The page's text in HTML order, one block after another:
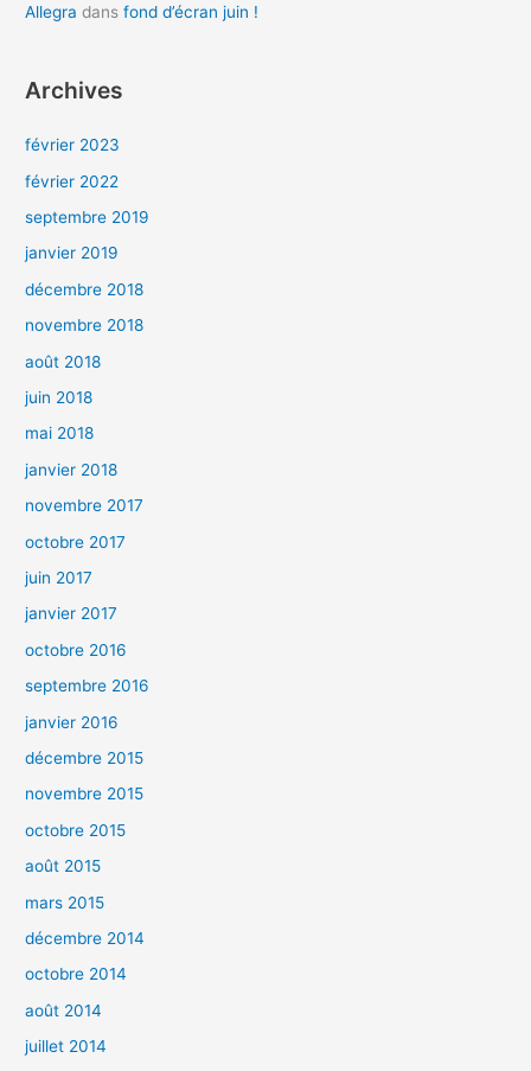
Allegra dansfond d’écran juin !
Archives
février 2023
février 2022
septembre 2019
janvier 2019
décembre 2018
novembre 2018
août 2018
juin 2018
mai 2018
janvier 2018
novembre 2017
octobre 2017
juin 2017
janvier 2017
octobre 2016
septembre 2016
janvier 2016
décembre 2015
novembre 2015
octobre 2015
août 2015
mars 2015
décembre 2014
octobre 2014
août 2014
juillet 2014